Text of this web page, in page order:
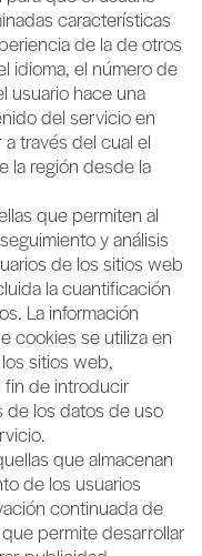
características
de la de otros
idioma, el número de
usuario hace una
del servicio en
través del cual el
la región desde la
que permiten al
y análisis
de los sitios web
la cuantificación
La información
cookies se utiliza en
sitios web,
fin de introducir
de los datos de uso
que almacenan
de los usuarios
continuada de
permite desarrollar